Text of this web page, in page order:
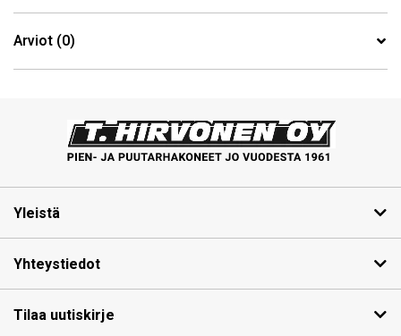
Arviot (0)
Yleistä
Yhteystiedot
Tilaa uutiskirje